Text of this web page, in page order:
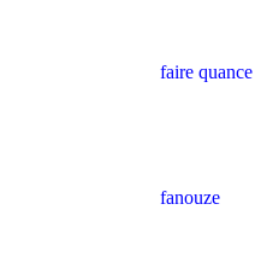
faire quance
fanouze